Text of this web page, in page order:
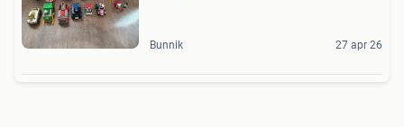
Bunnik 27 apr 26